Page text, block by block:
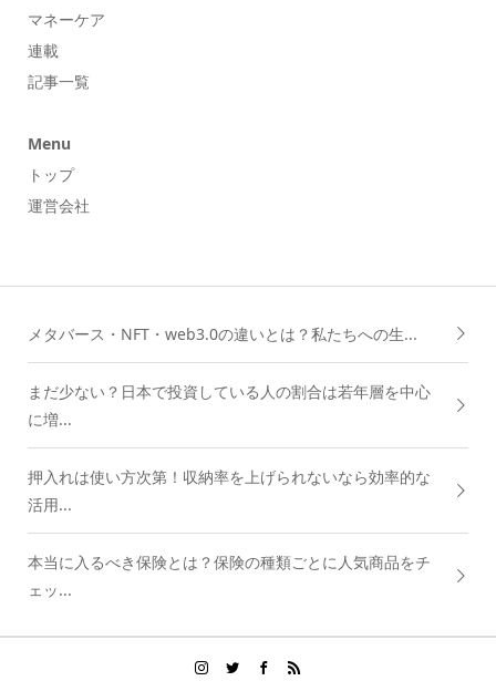
マネーケア
連載
記事一覧
Menu
トップ
運営会社
メタバース・NFT・web3.0の違いとは？私たちへの生...
まだ少ない？日本で投資している人の割合は若年層を中心
に増...
押入れは使い方次第！収納率を上げられないなら効率的な
活用...
本当に入るべき保険とは？保険の種類ごとに人気商品をチ
ェッ...